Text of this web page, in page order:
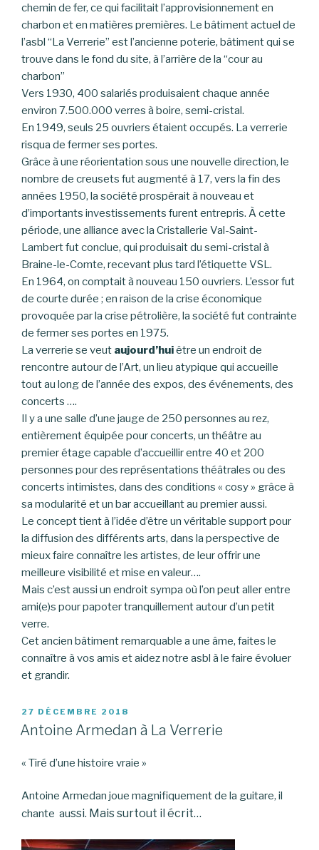
chemin de fer, ce qui facilitait l’approvisionnement en
charbon et en matières premières. Le bâtiment actuel de
l’asbl “La Verrerie” est l’ancienne poterie, bâtiment qui se
trouve dans le fond du site, à l’arrière de la “cour au
charbon”
Vers 1930, 400 salariés produisaient chaque année
environ 7.500.000 verres à boire, semi-cristal.
En 1949, seuls 25 ouvriers étaient occupés. La verrerie
risqua de fermer ses portes.
Grâce à une réorientation sous une nouvelle direction, le
nombre de creusets fut augmenté à 17, vers la fin des
années 1950, la société prospérait à nouveau et
d’importants investissements furent entrepris. À cette
période, une alliance avec la Cristallerie Val-Saint-
Lambert fut conclue, qui produisait du semi-cristal à
Braine-le-Comte, recevant plus tard l’étiquette VSL.
En 1964, on comptait à nouveau 150 ouvriers. L’essor fut
de courte durée ; en raison de la crise économique
provoquée par la crise pétrolière, la société fut contrainte
de fermer ses portes en 1975.
La verrerie se veut aujourd’huiêtre un endroit de
rencontre autour de l’Art, un lieu atypique qui accueille
tout au long de l’année des expos, des événements, des
concerts ….
Il y a une salle d’une jauge de 250 personnes au rez,
entièrement équipée pour concerts, un théâtre au
premier étage capable d’accueillir entre 40 et 200
personnes pour des représentations théâtrales ou des
concerts intimistes, dans des conditions « cosy » grâce à
sa modularité et un bar accueillant au premier aussi.
Le concept tient à l’idée d’être un véritable support pour
la diffusion des différents arts, dans la perspective de
mieux faire connaître les artistes, de leur offrir une
meilleure visibilité et mise en valeur….
Mais c’est aussi un endroit sympa où l’on peut aller entre
ami(e)s pour papoter tranquillement autour d’un petit
verre.
Cet ancien bâtiment remarquable a une âme, faites le
connaître à vos amis et aidez notre asbl à le faire évoluer
et grandir.
PUBLIÉ
LE
27 DÉCEMBRE 2018
Antoine Armedan à La Verrerie
« Tiré d’une histoire vraie »
Antoine Armedan joue magnifiquement de la guitare, il
chante aussi. Mais surtout il écrit…